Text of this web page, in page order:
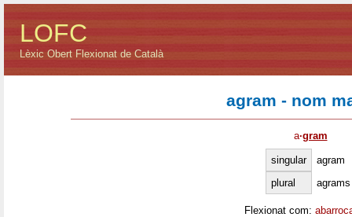
LOFC
Lèxic Obert Flexionat de Català
agram - nom
a·gram
singular
agram
plural
agrams
Flexionat com: